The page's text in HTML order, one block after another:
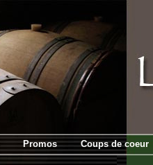
Promos Coups de coeur